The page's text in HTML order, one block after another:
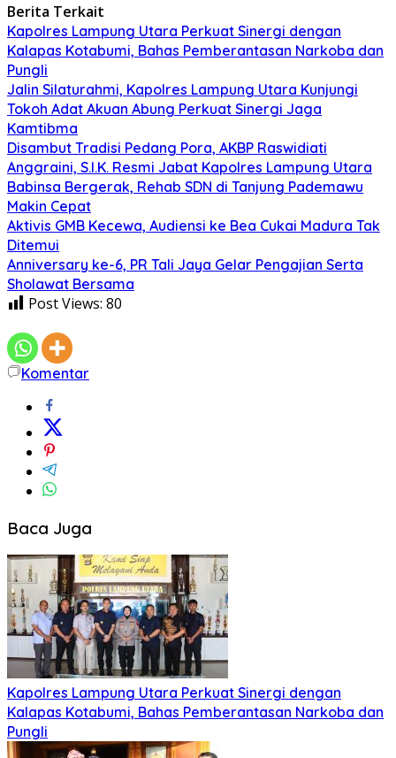
Berita Terkait
Kapolres Lampung Utara Perkuat Sinergi dengan
Kalapas Kotabumi, Bahas Pemberantasan Narkoba dan
Pungli
Jalin Silaturahmi, Kapolres Lampung Utara Kunjungi
Tokoh Adat Akuan Abung Perkuat Sinergi Jaga
Kamtibma
Disambut Tradisi Pedang Pora, AKBP Raswidiati
Anggraini, S.I.K. Resmi Jabat Kapolres Lampung Utara
Babinsa Bergerak, Rehab SDN di Tanjung Pademawu
Makin Cepat
Aktivis GMB Kecewa, Audiensi ke Bea Cukai Madura Tak
Ditemui
Anniversary ke-6, PR Tali Jaya Gelar Pengajian Serta
Sholawat Bersama
Post Views: 80
Komentar
Baca Juga
Kapolres Lampung Utara Perkuat Sinergi dengan
Kalapas Kotabumi, Bahas Pemberantasan Narkoba dan
Pungli